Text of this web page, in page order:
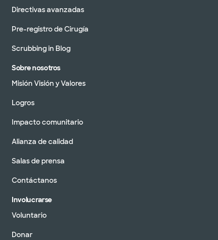
Directivas avanzadas
Pre-registro de Cirugía
Scrubbing in Blog
Sobre nosotros
Misión Visión y Valores
Logros
Impacto comunitario
Alianza de calidad
Salas de prensa
Contáctanos
Involucrarse
Voluntario
Donar